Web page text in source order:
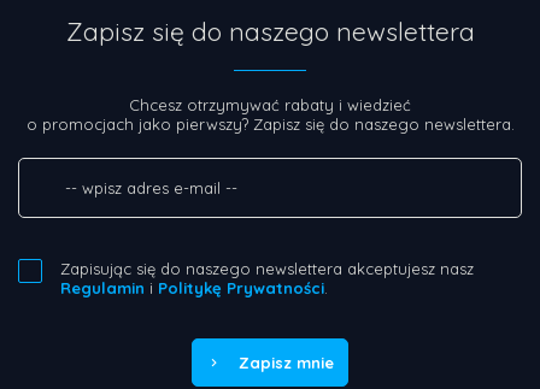
Zapisz się do naszego newslettera
Chcesz otrzymywać rabaty i wiedzieć
o promocjach jako pierwszy? Zapisz się do naszego newslettera.
Zapisując się do naszego newslettera akceptujesz nasz
Regulamin i Politykę Prywatności.
Zapisz mnie